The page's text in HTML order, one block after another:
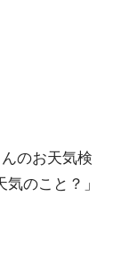
のお天気検
のこと？」